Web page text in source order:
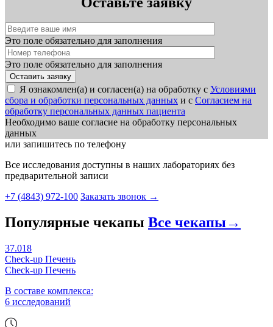
Это поле обязательно для заполнения
Это поле обязательно для заполнения
Я ознакомлен(а) и согласен(а) на обработку с Условиями
сбора и обработки персональных данных и с Согласием на
обработку персональных данных пациента
Необходимо ваше согласие на обработку персональных
данных
или запишитесь по телефону
Все исследования доступны в наших лабораториях без
предварительной записи
+7 (4843) 972-100 Заказать звонок →
Популярные чекапы Все чекапы→
37.018
Check-up Печень
Check-up Печень
В составе комплекса:
6 исследований